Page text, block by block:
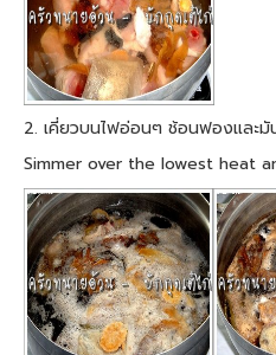
2. เคี่ยวบนไฟอ่อนๆ ช้อนฟองและมั
Simmer over the lowest heat